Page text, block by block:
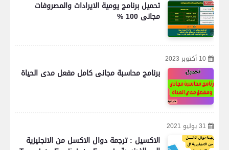
تحميل برنامج يومية الايرادات والمصروفات
مجانى 100 %
10 أكتوبر 2023
برنامج محاسبة مجانى كامل مفعل مدى الحياة
31 يوليو 2021
الاكسيل : ترجمة دوال الاكسل من الانجليزية